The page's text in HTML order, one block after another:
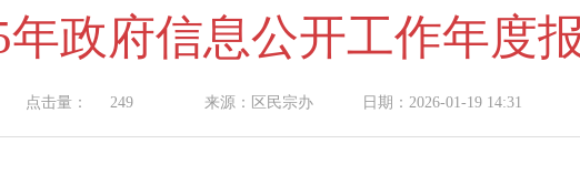
年政府信息公开工作年度
点击量： 249 来源：区民宗办 日期：2026-01-19 14:31